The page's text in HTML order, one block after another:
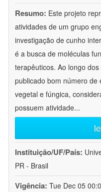
Resumo: Este projeto
atividades de um grupo
investigação de cunho
é a busca de moléculas
terapêuticos. Ao longo
publicado bom número de
vegetal e fúngica,
possuem atividade...
Instituição/UF/País:
PR - Brasil
Vigência: Tue Dec 05